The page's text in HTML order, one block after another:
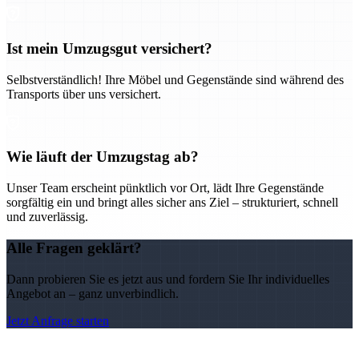
Ist mein Umzugsgut versichert?
Selbstverständlich! Ihre Möbel und Gegenstände sind während des
Transports über uns versichert.
Wie läuft der Umzugstag ab?
Unser Team erscheint pünktlich vor Ort, lädt Ihre Gegenstände
sorgfältig ein und bringt alles sicher ans Ziel – strukturiert, schnell
und zuverlässig.
Alle Fragen geklärt?
Dann probieren Sie es jetzt aus und fordern Sie Ihr individuelles
Angebot an – ganz unverbindlich.
Jetzt Anfrage starten